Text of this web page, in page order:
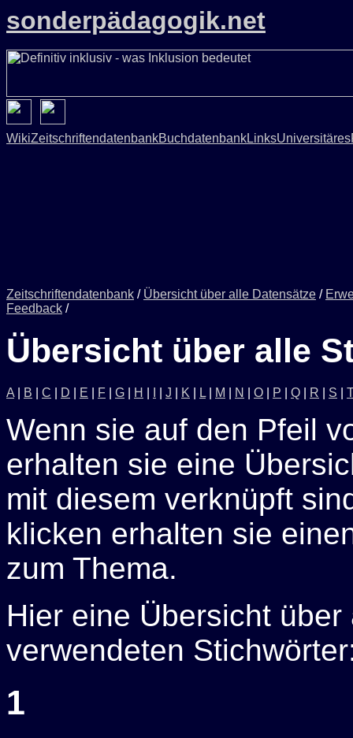
sonderpädagogik.net
WikiZeitschriftendatenbankBuchdatenbankLinksUniversitäres
Zeitschriftendatenbank / Übersicht über alle Datensätze /
Feedback /
Übersicht über alle
A B C D E F G H J K L M N O P Q R S
Wenn sie auf den Pfeil
erhalten sie eine
mit diesem verknüpft
klicken erhalten sie
zum Thema.
Hier eine Übersicht
verwendeten
1